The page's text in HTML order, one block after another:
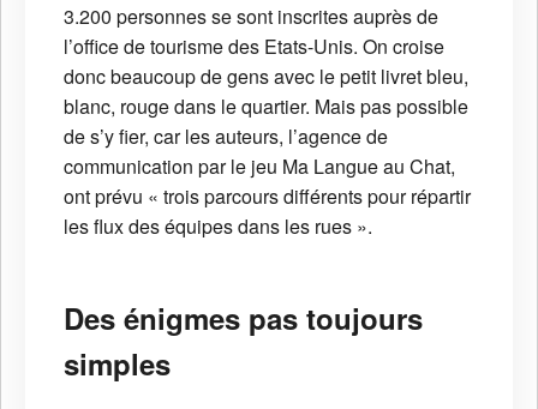
3.200 personnes se sont inscrites auprès de
l’office de tourisme des Etats-Unis. On croise
donc beaucoup de gens avec le petit livret bleu,
blanc, rouge dans le quartier. Mais pas possible
de s’y fier, car les auteurs, l’agence de
communication par le jeu Ma Langue au Chat,
ont prévu « trois parcours différents pour répartir
les flux des équipes dans les rues ».
Des énigmes pas toujours
simples